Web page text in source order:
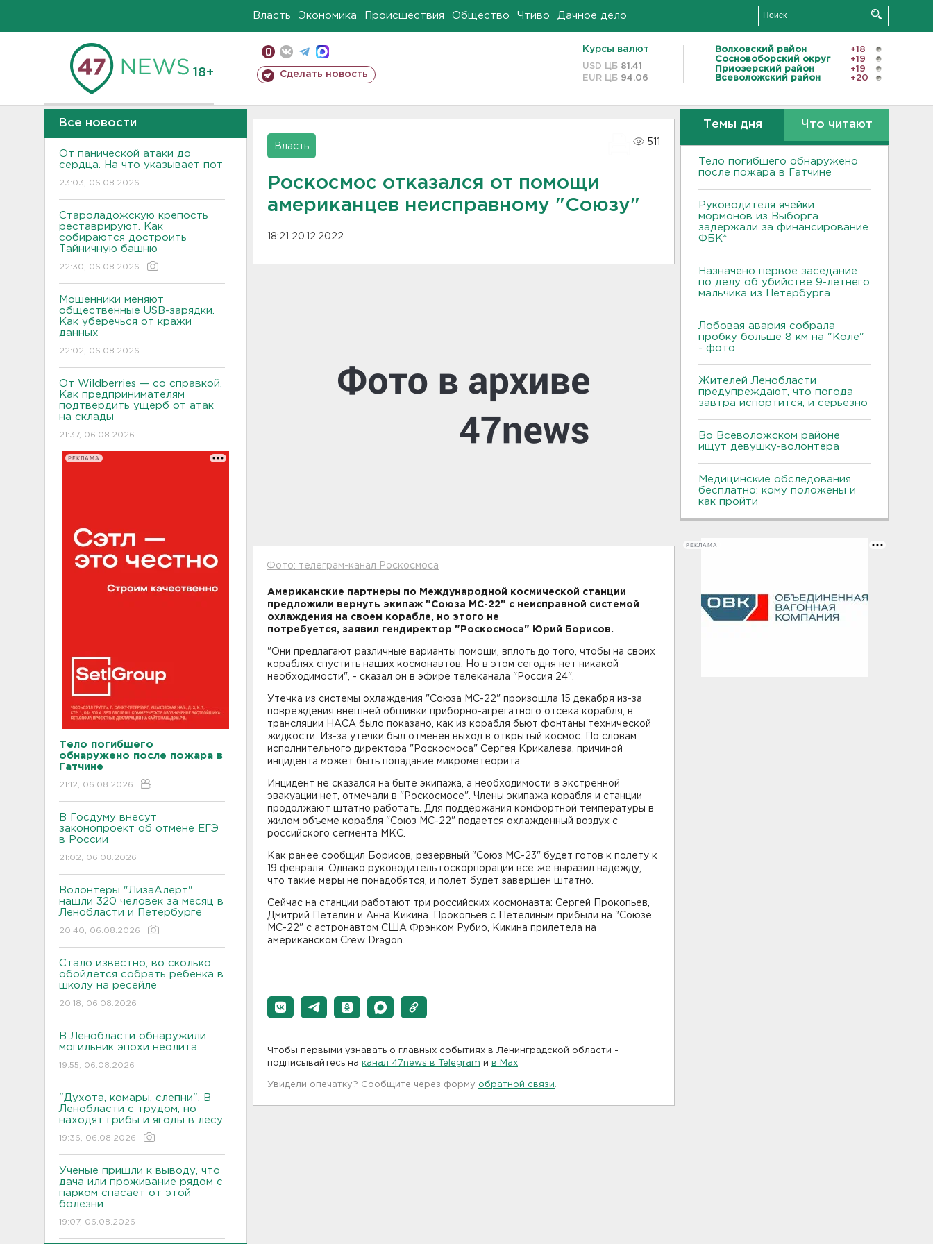
Власть Экономика Происшествия Общество Чтиво Дачное дело
18+ Сделать новость
Курсы валют
USD ЦБ 81.41
EUR ЦБ 94.06
Волховский район
+18
Сосновоборский округ
+19
Приозерский район
+19
Всеволожский район
+20
Все новости
От панической атаки до
сердца. На что указывает пот
23:03, 06.08.2026
Староладожскую крепость
реставрируют. Как
собираются достроить
Тайничную башню
22:30, 06.08.2026
Мошенники меняют
общественные USB-зарядки.
Как уберечься от кражи
данных
22:02, 06.08.2026
От Wildberries — со справкой.
Как предпринимателям
подтвердить ущерб от атак
на склады
21:37, 06.08.2026
РЕКЛАМА
Тело погибшего
обнаружено после пожара в
Гатчине
21:12, 06.08.2026
В Госдуму внесут
законопроект об отмене ЕГЭ
в России
21:02, 06.08.2026
Волонтеры "ЛизаАлерт"
нашли 320 человек за месяц в
Ленобласти и Петербурге
20:40, 06.08.2026
Стало известно, во сколько
обойдется собрать ребенка в
школу на ресейле
20:18, 06.08.2026
В Ленобласти обнаружили
могильник эпохи неолита
19:55, 06.08.2026
"Духота, комары, слепни". В
Ленобласти с трудом, но
находят грибы и ягоды в лесу
19:36, 06.08.2026
Ученые пришли к выводу, что
дача или проживание рядом с
парком спасает от этой
болезни
19:07, 06.08.2026
Власть
511
Роскосмос отказался от помощи
американцев неисправному "Союзу"
18:21 20.12.2022
Фото: телеграм-канал Роскосмоса
Американские партнеры по Международной космической станции
предложили вернуть экипаж "Союза МС-22" с неисправной системой
охлаждения на своем корабле, но этого не
потребуется, заявил гендиректор "Роскосмоса" Юрий Борисов.
"Они предлагают различные варианты помощи, вплоть до того, чтобы на своих
кораблях спустить наших космонавтов. Но в этом сегодня нет никакой
необходимости", - сказал он в эфире телеканала "Россия 24".
Утечка из системы охлаждения "Союза МС-22" произошла 15 декабря из-за
повреждения внешней обшивки приборно-агрегатного отсека корабля, в
трансляции НАСА было показано, как из корабля бьют фонтаны технической
жидкости. Из-за утечки был отменен выход в открытый космос. По словам
исполнительного директора "Роскосмоса" Сергея Крикалева, причиной
инцидента может быть попадание микрометеорита.
Инцидент не сказался на быте экипажа, а необходимости в экстренной
эвакуации нет, отмечали в "Роскосмосе". Члены экипажа корабля и станции
продолжают штатно работать. Для поддержания комфортной температуры в
жилом объеме корабля "Союз МС-22" подается охлажденный воздух с
российского сегмента МКС.
Как ранее сообщил Борисов, резервный "Союз МС-23" будет готов к полету к
19 февраля. Однако руководитель госкорпорации все же выразил надежду,
что такие меры не понадобятся, и полет будет завершен штатно.
Сейчас на станции работают три российских космонавта: Сергей Прокопьев,
Дмитрий Петелин и Анна Кикина. Прокопьев с Петелиным прибыли на "Союзе
МС-22" с астронавтом США Фрэнком Рубио, Кикина прилетела на
американском Crew Dragon.
Чтобы первыми узнавать о главных событиях в Ленинградской области -
подписывайтесь на канал 47news в Telegram и в Maх
Увидели опечатку? Сообщите через форму обратной связи
Темы дня Что читают
Тело погибшего обнаружено
после пожара в Гатчине
Руководителя ячейки
мормонов из Выборга
задержали за финансирование
ФБК*
Назначено первое заседание
по делу об убийстве 9-летнего
мальчика из Петербурга
Лобовая авария собрала
пробку больше 8 км на "Коле"
- фото
Жителей Ленобласти
предупреждают, что погода
завтра испортится, и серьезно
Во Всеволожском районе
ищут девушку-волонтера
Медицинские обследования
бесплатно: кому положены и
как пройти
РЕКЛАМА